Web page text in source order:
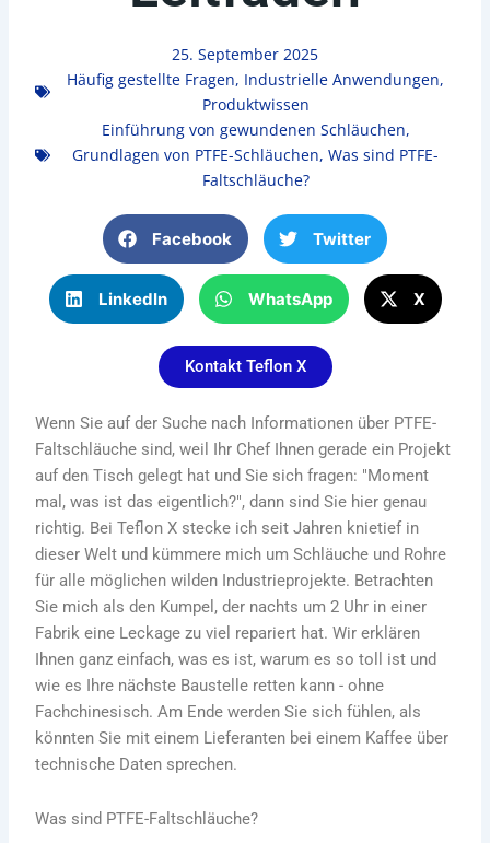
25. September 2025
Häufig gestellte Fragen, Industrielle Anwendungen,
Produktwissen
Einführung von gewundenen Schläuchen,
Grundlagen von PTFE-Schläuchen, Was sind PTFE-
Faltschläuche?
Facebook Twitter
LinkedIn WhatsApp X
Kontakt Teflon X
Wenn Sie auf der Suche nach Informationen über PTFE-
Faltschläuche sind, weil Ihr Chef Ihnen gerade ein Projekt
auf den Tisch gelegt hat und Sie sich fragen: "Moment
mal, was ist das eigentlich?", dann sind Sie hier genau
richtig. Bei Teflon X stecke ich seit Jahren knietief in
dieser Welt und kümmere mich um Schläuche und Rohre
für alle möglichen wilden Industrieprojekte. Betrachten
Sie mich als den Kumpel, der nachts um 2 Uhr in einer
Fabrik eine Leckage zu viel repariert hat. Wir erklären
Ihnen ganz einfach, was es ist, warum es so toll ist und
wie es Ihre nächste Baustelle retten kann - ohne
Fachchinesisch. Am Ende werden Sie sich fühlen, als
könnten Sie mit einem Lieferanten bei einem Kaffee über
technische Daten sprechen.
Was sind PTFE-Faltschläuche?